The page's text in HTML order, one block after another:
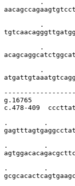
.
.
.
.
g.16765
c.478-409
.         .
.         .
.         .